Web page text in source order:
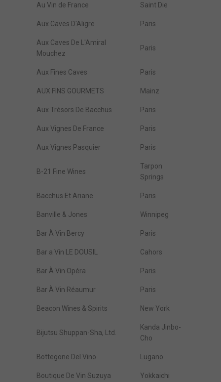
Au Vin de France Saint Die
Aux Caves D'Aligre Paris
Aux Caves De L'Amiral
Mouchez
Paris
Aux Fines Caves Paris
AUX FINS GOURMETS Mainz
Aux Trésors De Bacchus Paris
Aux Vignes De France Paris
Aux Vignes Pasquier Paris
B-21 Fine Wines
Tarpon
Springs
Bacchus Et Ariane Paris
Banville & Jones Winnipeg
Bar À Vin Bercy Paris
Bar a Vin LE DOUSIL Cahors
Bar À Vin Opéra Paris
Bar À Vin Réaumur Paris
Beacon Wines & Spirits New York
Bijutsu Shuppan-Sha, Ltd.
Kanda Jinbo-
Cho
Bottegone Del Vino Lugano
Boutique De Vin Suzuya Yokkaichi